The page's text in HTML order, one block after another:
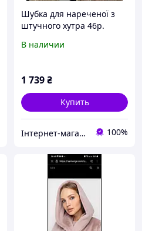
Шубка для нареченої з
штучного хутра 46р.
В наличии
1 739₴
Купить
Інтернет-магазин "Майстерня весільних аксесуарів" 100%